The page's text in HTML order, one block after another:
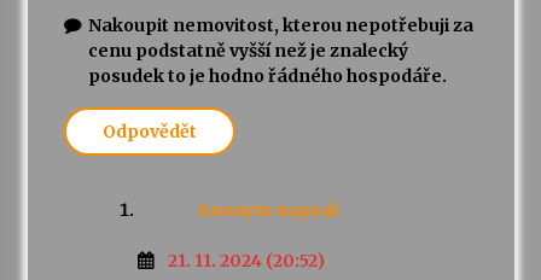
Nakoupit nemovitost, kterou nepotřebuji za
cenu podstatně vyšší než je znalecký
posudek to je hodno řádného hospodáře.
Odpovědět
Anonym napsal:
21. 11. 2024 (20:52)